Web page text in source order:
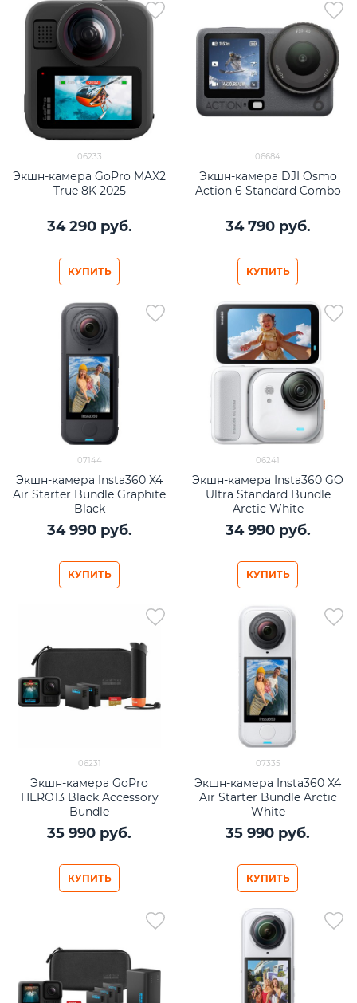
06233
Экшн-камера GoPro MAX2
True 8K 2025
34 290 руб.
КУПИТЬ
06684
Экшн-камера DJI Osmo
Action 6 Standard Combo
34 790 руб.
КУПИТЬ
07144
Экшн-камера Insta360 X4
Air Starter Bundle Graphite
Black
34 990 руб.
КУПИТЬ
06241
Экшн-камера Insta360 GO
Ultra Standard Bundle
Arctic White
34 990 руб.
КУПИТЬ
06231
Экшн-камера GoPro
HERO13 Black Accessory
Bundle
35 990 руб.
КУПИТЬ
07335
Экшн-камера Insta360 X4
Air Starter Bundle Arctic
White
35 990 руб.
КУПИТЬ